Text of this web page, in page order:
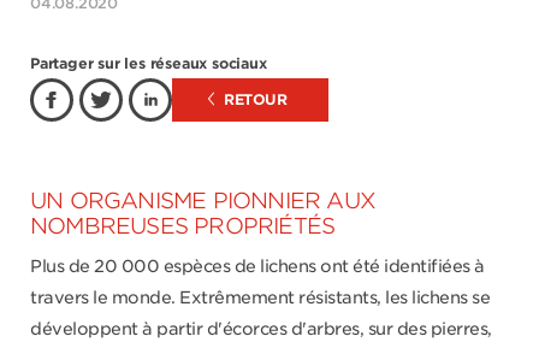
Partager sur les réseaux sociaux
RETOUR
UN ORGANISME PIONNIER AUX
NOMBREUSES PROPRIÉTÉS
Plus de 20 000 espèces de lichens ont été identifiées à
travers le monde. Extrêmement résistants, les lichens se
développent à partir d'écorces d'arbres, sur des pierres,